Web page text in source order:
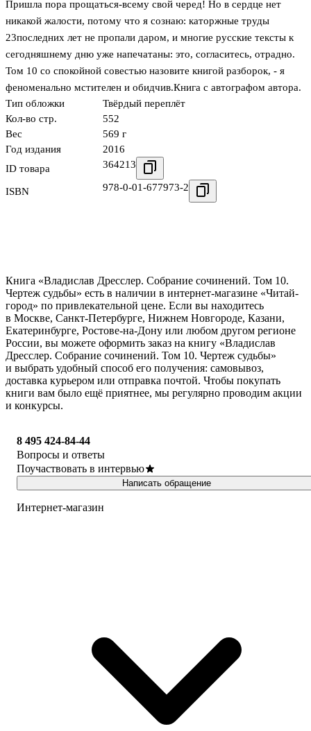
Пришла пора прощаться-всему свой черед! Но в сердце нет
никакой жалости, потому что я сознаю: каторжные труды
23последних лет не пропали даром, и многие русские тексты к
сегодняшнему дню уже напечатаны: это, согласитесь, отрадно.
Том 10 со спокойной совестью назовите книгой разборок, - я
феноменально мстителен и обидчив.Книга с автографом автора.
Тип обложки
Твёрдый переплёт
Кол-во стр.
552
Вес
569 г
Год издания
2016
ID товара
364213
ISBN 978-0-01-677973-2
Книга «Владислав Дресслер. Собрание сочинений. Том 10.
Чертеж судьбы» есть в наличии в интернет-магазине «Читай-
город» по привлекательной цене. Если вы находитесь
в Москве, Санкт-Петербурге, Нижнем Новгороде, Казани,
Екатеринбурге, Ростове-на-Дону или любом другом регионе
России, вы можете оформить заказ на книгу «Владислав
Дресслер. Собрание сочинений. Том 10. Чертеж судьбы»
и выбрать удобный способ его получения: самовывоз,
доставка курьером или отправка почтой. Чтобы покупать
книги вам было ещё приятнее, мы регулярно проводим акции
и конкурсы.
8 495 424-84-44
Вопросы и ответы
Поучаствовать в интервью
Написать обращение
Интернет-магазин